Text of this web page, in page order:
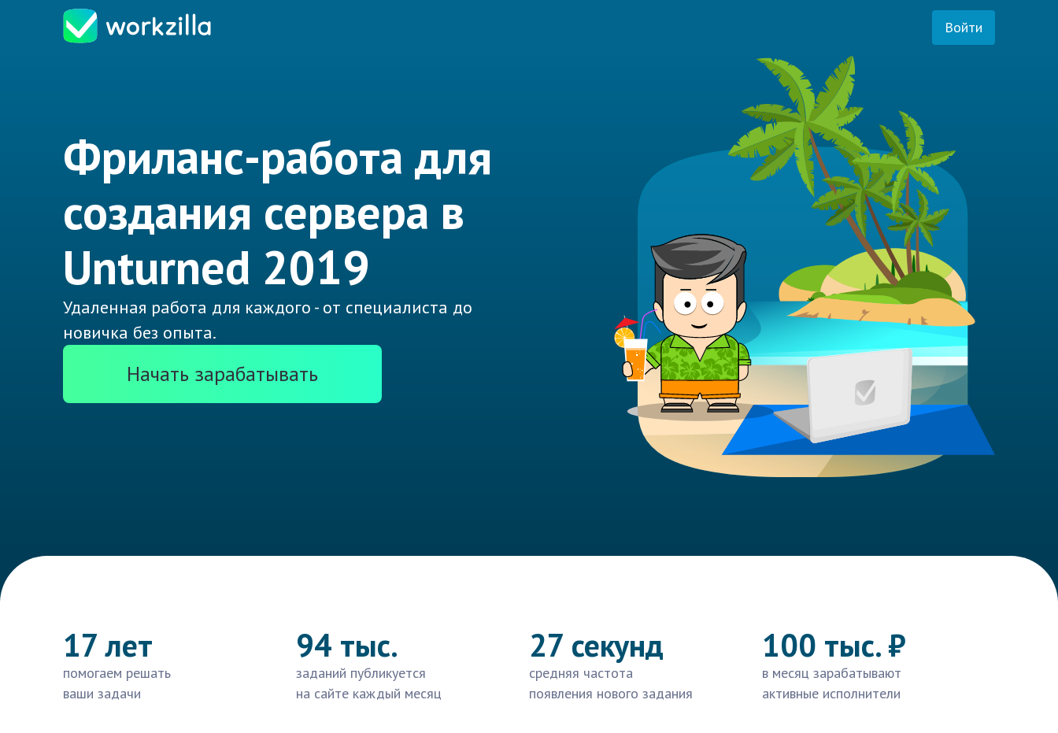
Войти
Фриланс-работа для
создания сервера в
Unturned 2019
Удаленная работа для каждого - от специалиста до
новичка без опыта.
Начать зарабатывать
17 лет
помогаем решать
ваши задачи
94 тыс.
заданий публикуется
на сайте каждый месяц
27 секунд
средняя частота
появления нового задания
100 тыс. ₽
в месяц зарабатывают
активные исполнители